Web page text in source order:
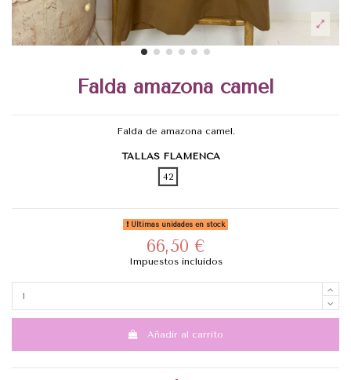
Falda amazona camel
Falda de amazona camel.
TALLAS FLAMENCA
42
Últimas unidades en stock
66,50 €
Impuestos incluidos
Añadir al carrito